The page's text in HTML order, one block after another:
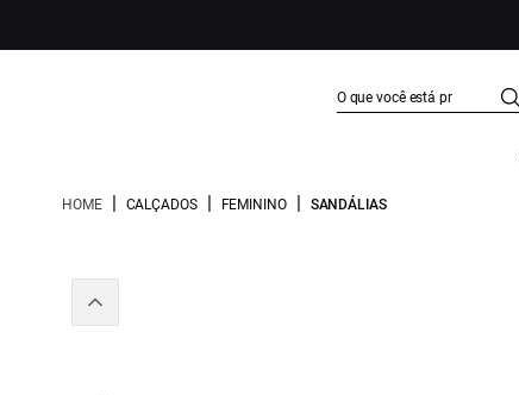
HOME | CALÇADOS | FEMININO | SANDÁLIAS